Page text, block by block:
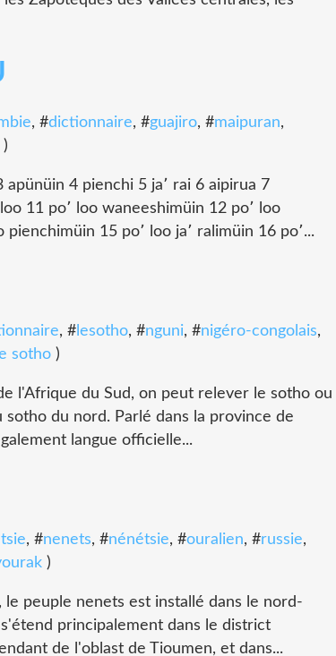
, #dictionnaire, #guajiro, #maipuran,
)
4 pienchi 5 ja՚ rai 6 aipirua 7
11 po՚ loo waneeshimüin 12 po՚ loo
15 po՚ loo ja՚ ralimüin 16 po՚...
, # lesotho, #nguni, #nigéro-congolais,
sotho )
l'Afrique du Sud, on peut relever le sotho ou
du nord. Parlé dans la province de
langue officielle...
, #nenets, #nénétsie, #ouralien, #russie,
)
peuple nenets est installé dans le nord-
principalement dans le district
de l'oblast de Tioumen, et dans...